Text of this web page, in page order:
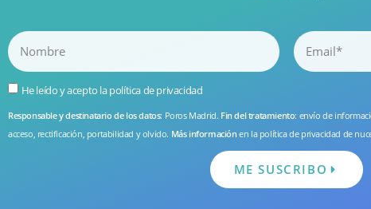
He leído y acepto lapolítica de privacidad
Responsable y destinatario de los datos: Poros Madrid. Fin del tratamiento: envío de
acceso, rectificación, portabilidad y olvido. Más información en la política de privacidad de
ME SUSCRIBO